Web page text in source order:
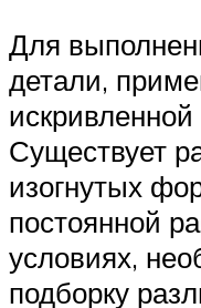
Для
детали,
Существует
изогнутых
постоянной
условиях,
подборку